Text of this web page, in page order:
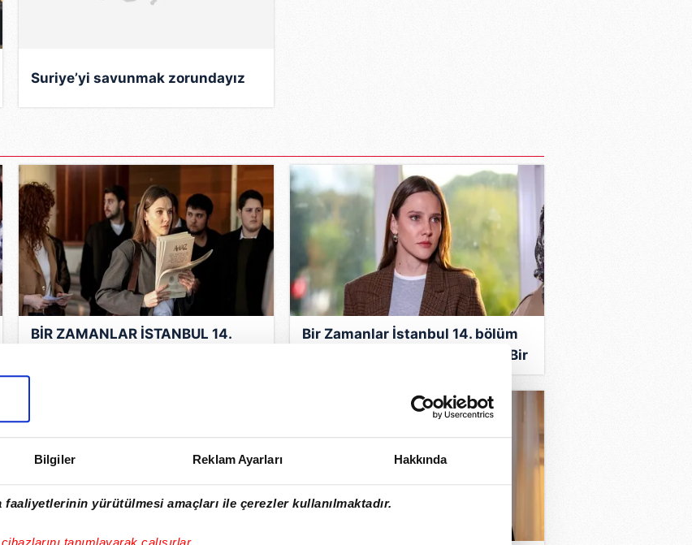
Bilgiler Reklam Ayarları Hakkında
yürütülmesi amaçları ile çerezler kullanılmaktadır.
tanımlayarak çalışırlar.
Suriye’yi savunmak zorundayız
BİR ZAMANLAR İSTANBUL 14.
Bir Zamanlar İstanbul 14. bölüm
fragmanı gündemde! TRT 1 ile Bir
fragmanı ne zaman yayımlanır?